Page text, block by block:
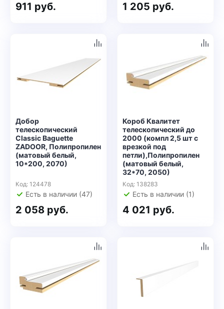
911 руб. 1 205 руб.
Добор
телескопический
Classic Baguette
ZADOOR, Полипропилен
(матовый белый,
10*200, 2070)
Код: 124478
Есть в наличии (47)
2 058 руб.
Короб Квалитет
телескопический до
2000 (компл 2,5 шт с
врезкой под
петли),Полипропилен
(матовый белый,
32*70, 2050)
Код: 138283
Есть в наличии (1)
4 021 руб.